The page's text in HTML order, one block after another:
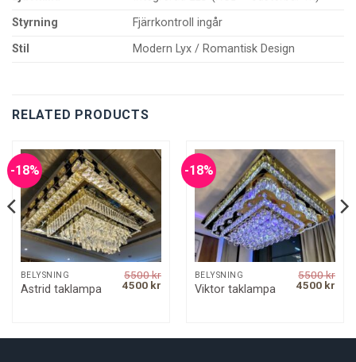
Styrning
Fjärrkontroll ingår
Stil
Modern Lyx / Romantisk Design
RELATED PRODUCTS
-18%
BELYSNING
Astrid taklampa
5500kr
Original
4500 kr Current
-18%
BELYSNING
Viktor taklampa
5500kr
Original
4500 kr